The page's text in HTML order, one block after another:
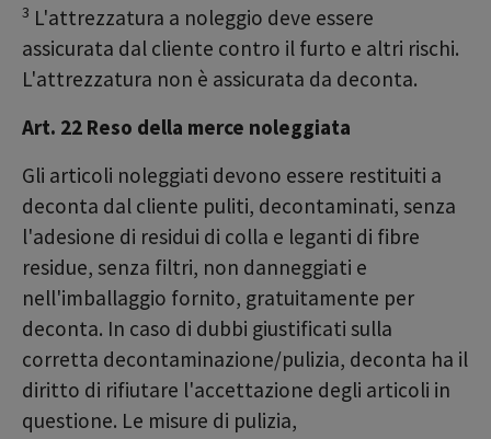
3 L'attrezzatura a noleggio deve essere
assicurata dal cliente contro il furto e altri rischi.
L'attrezzatura non è assicurata da deconta.
Art. 22 Reso della merce noleggiata
Gli articoli noleggiati devono essere restituiti a
deconta dal cliente puliti, decontaminati, senza
l'adesione di residui di colla e leganti di fibre
residue, senza filtri, non danneggiati e
nell'imballaggio fornito, gratuitamente per
deconta. In caso di dubbi giustificati sulla
corretta decontaminazione/pulizia, deconta ha il
diritto di rifiutare l'accettazione degli articoli in
questione. Le misure di pulizia,